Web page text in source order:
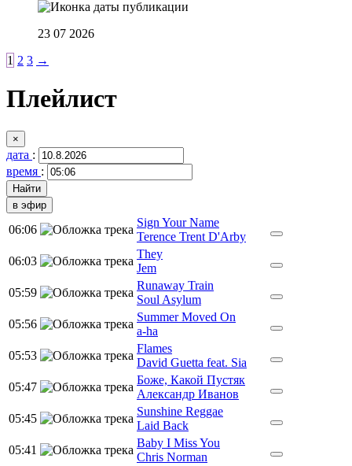
23 07 2026
1 2 3 →
Плейлист
×
дата :
время :
в эфир
06:06
Sign Your Name
Terence Trent D'Arby
06:03
They
Jem
05:59
Runaway Train
Soul Asylum
05:56
Summer Moved On
a-ha
05:53
Flames
David Guetta feat. Sia
05:47
Боже, Какой Пустяк
Александр Иванов
05:45
Sunshine Reggae
Laid Back
05:41
Baby I Miss You
Chris Norman